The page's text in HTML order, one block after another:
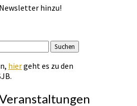
hinzu!
Suchen
hiergeht es zu den